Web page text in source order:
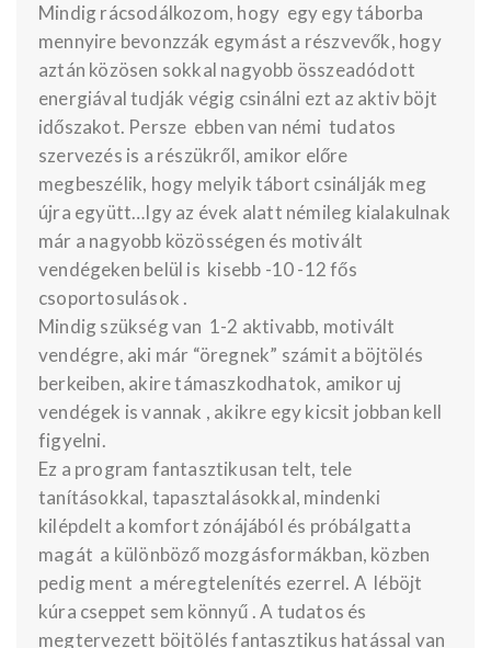
Mindig rácsodálkozom, hogy egy egy táborba
mennyire bevonzzák egymást a részvevők, hogy
aztán közösen sokkal nagyobb összeadódott
energiával tudják végig csinálni ezt az aktiv böjt
időszakot. Persze ebben van némi tudatos
szervezés is a részükről, amikor előre
megbeszélik, hogy melyik tábort csinálják meg
újra együtt…Igy az évek alatt némileg kialakulnak
már a nagyobb közösségen és motivált
vendégeken belül is kisebb -10 -12 fős
csoportosulások .
Mindig szükség van 1-2 aktivabb, motivált
vendégre, aki már “öregnek” számit a böjtölés
berkeiben, akire támaszkodhatok, amikor uj
vendégek is vannak , akikre egy kicsit jobban kell
figyelni.
Ez a program fantasztikusan telt, tele
tanításokkal, tapasztalásokkal, mindenki
kilépdelt a komfort zónájából és próbálgatta
magát a különböző mozgásformákban, közben
pedig ment a méregtelenítés ezerrel. A léböjt
kúra cseppet sem könnyű . A tudatos és
megtervezett böjtölés fantasztikus hatással van